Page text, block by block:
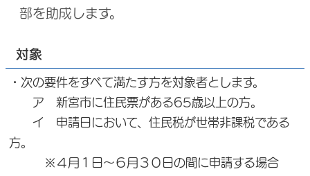
部を助成します。
対象
・次の要件をすべて満たす方を対象者とします。
ア 新宮市に住民票がある65歳以上の方。
イ 申請日において、住民税が世帯非課税である
方。
※４月１日～６月３０日の間に申請する場合